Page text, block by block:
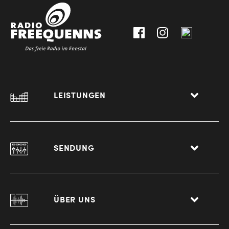
LEISTUNGEN
SENDUNG
ÜBER UNS